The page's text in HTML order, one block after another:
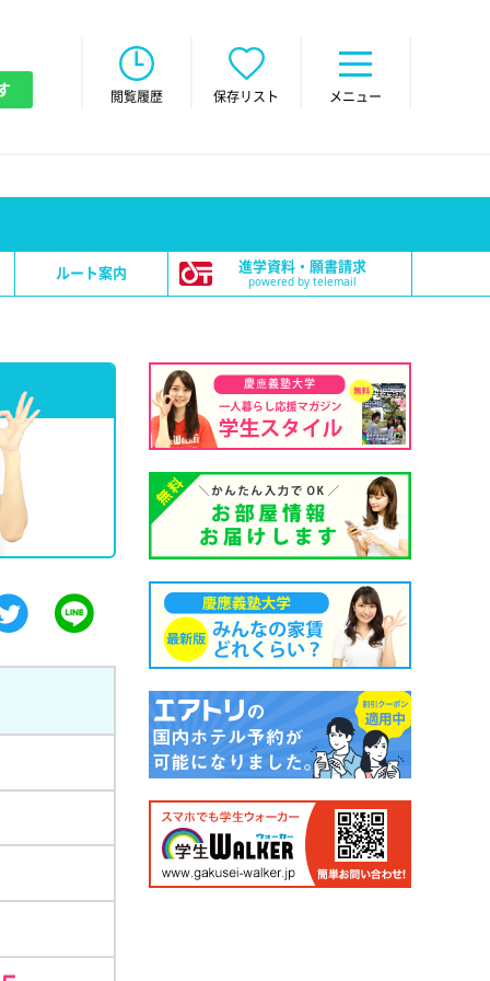
閲覧履歴 保存リスト メニュー
ルート案内 進学資料・願書請求
powered by telemail
慶應義塾大学